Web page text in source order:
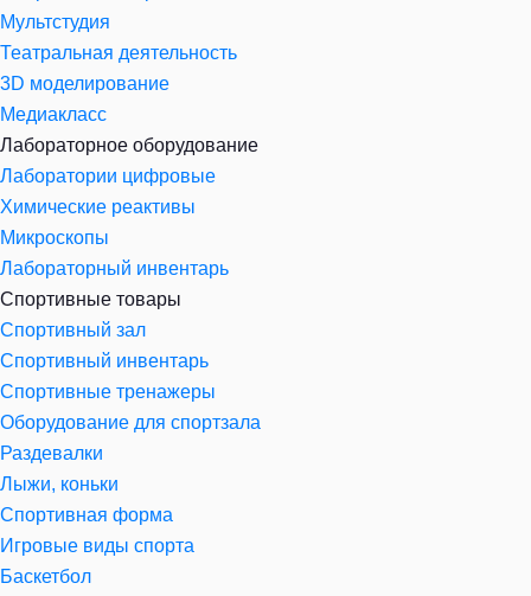
Мультстудия
Театральная деятельность
3D моделирование
Медиакласс
Лабораторное оборудование
Лаборатории цифровые
Химические реактивы
Микроскопы
Лабораторный инвентарь
Спортивные товары
Спортивный зал
Спортивный инвентарь
Спортивные тренажеры
Оборудование для спортзала
Раздевалки
Лыжи, коньки
Спортивная форма
Игровые виды спорта
Баскетбол